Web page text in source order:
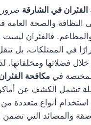
في الشارقة
النظافة والصحة العامة
فالفئران
في الممتلكات، بل
فضلاتها ومخلفاتها.
في مكافحة
تشمل الكشف عن
استخدام أنواع متعددة
والمصائد التي تضمن